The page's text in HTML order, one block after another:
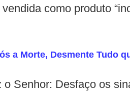
como produto
a Morte, Desmente Tudo
o Senhor: Desfaço os